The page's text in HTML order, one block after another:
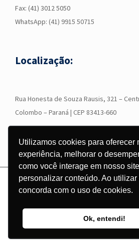
Utilizamos cookies para oferecer
experiência, melhorar o
como você interage em nosso
personalizar conteúdo. Ao
concorda com o uso de cookies.
Ok, entendi!
Fax: (41) 3012 5050
WhatsApp: (41) 9915 50715
Localização:
Rua Honesta de Souza Rausis, 321 –
Colombo – Paraná | CEP 83413-660
© Copyright
2026 - Grupo Corgraf - Todos
InstagramFacebook